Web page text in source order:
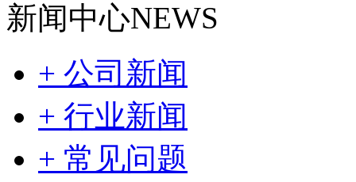
新闻中心NEWS
+ 公司新闻
+ 行业新闻
+ 常见问题